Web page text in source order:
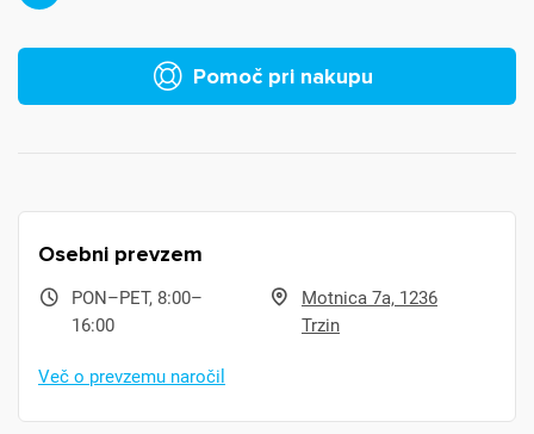
Pomoč pri nakupu
Osebni prevzem
PON–PET, 8:00–
16:00
Motnica 7a, 1236
Trzin
Več o prevzemu naročil